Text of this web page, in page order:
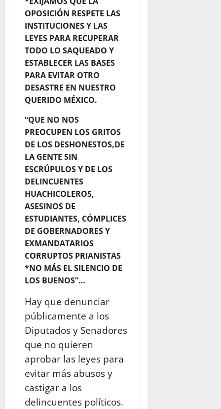
OPOSICIÓN RESPETE LAS
INSTITUCIONES Y LAS
LEYES PARA RECUPERAR
TODO LO SAQUEADO Y
ESTABLECER LAS BASES
PARA EVITAR OTRO
DESASTRE EN NUESTRO
QUERIDO MÉXICO.
“QUE NO NOS
PREOCUPEN LOS GRITOS
DE LOS DESHONESTOS,DE
LA GENTE SIN
ESCRÚPULOS Y DE LOS
DELINCUENTES
HUACHICOLEROS,
ASESINOS DE
ESTUDIANTES, CÓMPLICES
DE GOBERNADORES Y
EXMANDATARIOS
CORRUPTOS PRIANISTAS
*NO MÁS EL SILENCIO DE
LOS BUENOS”…
Hay que denunciar
públicamente a los
Diputados y Senadores
que no quieren
aprobar las leyes para
evitar más abusos y
castigar a los
delincuentes políticos.